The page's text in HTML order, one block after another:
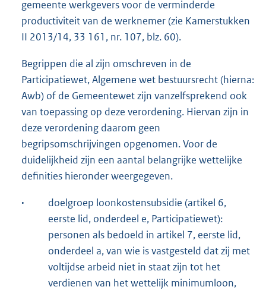
gemeente werkgevers voor de verminderde
productiviteit van de werknemer (zie Kamerstukken
II 2013/14, 33 161, nr. 107, blz. 60).
Begrippen die al zijn omschreven in de
Participatiewet, Algemene wet bestuursrecht (hierna:
Awb) of de Gemeentewet zijn vanzelfsprekend ook
van toepassing op deze verordening. Hiervan zijn in
deze verordening daarom geen
begripsomschrijvingen opgenomen. Voor de
duidelijkheid zijn een aantal belangrijke wettelijke
definities hieronder weergegeven.
·
doelgroep loonkostensubsidie (artikel 6,
eerste lid, onderdeel e, Participatiewet):
personen als bedoeld in artikel 7, eerste lid,
onderdeel a, van wie is vastgesteld dat zij met
voltijdse arbeid niet in staat zijn tot het
verdienen van het wettelijk minimumloon,